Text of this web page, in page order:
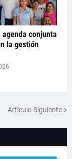
agenda conjunta
la gestión
Artículo Siguiente